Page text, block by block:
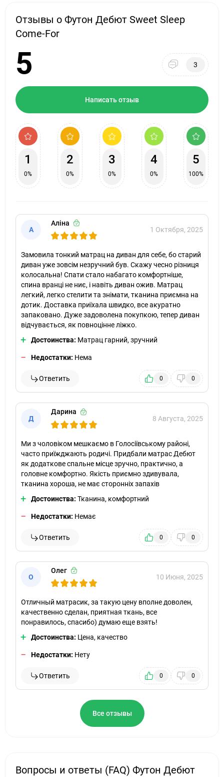
Отзывы о Футон Дебют Sweet Sleep
Come-For
5 3
Написать отзыв
1
0%
2
0%
3
0%
4
0%
5
100%
А
Аліна
1 Октября, 2025
Замовила тонкий матрац на диван для себе, бо старий
диван уже зовсім незручний був. Скажу чесно різниця
колосальна! Спати стало набагато комфортніше,
спина вранці не ниє, і навіть диван ожив. Матрац
легкий, легко стелити та знімати, тканина приємна на
дотик. Доставка приїхала швидко, все акуратно
запаковано. Дуже задоволена покупкою, тепер диван
відчувається, як повноцінне ліжко.
Достоинства: Матрац гарний, зручний
Недостатки: Нема
Ответить 0 0
Д
Дарина
8 Августа, 2025
Ми з чоловіком мешкаємо в Голосіївському районі,
часто приїжджають родичі. Придбали матрас Дебют
як додаткове спальне місце зручно, практично, а
головне комфортно. Якість приємно здивувала,
тканина хороша, не має сторонніх запахів
Достоинства: Тканина, комфортний
Недостатки: Немає
Ответить 0 0
О
Олег
10 Июня, 2025
Отличный матрасик, за такую цену вполне доволен,
качественно сделан, приятная ткань, все
понравилось, спасибо) думаю еще взять!
Достоинства: Цена, качество
Недостатки: Нету
Ответить 0 0
Все отзывы
Вопросы и ответы (FAQ) Футон Дебют